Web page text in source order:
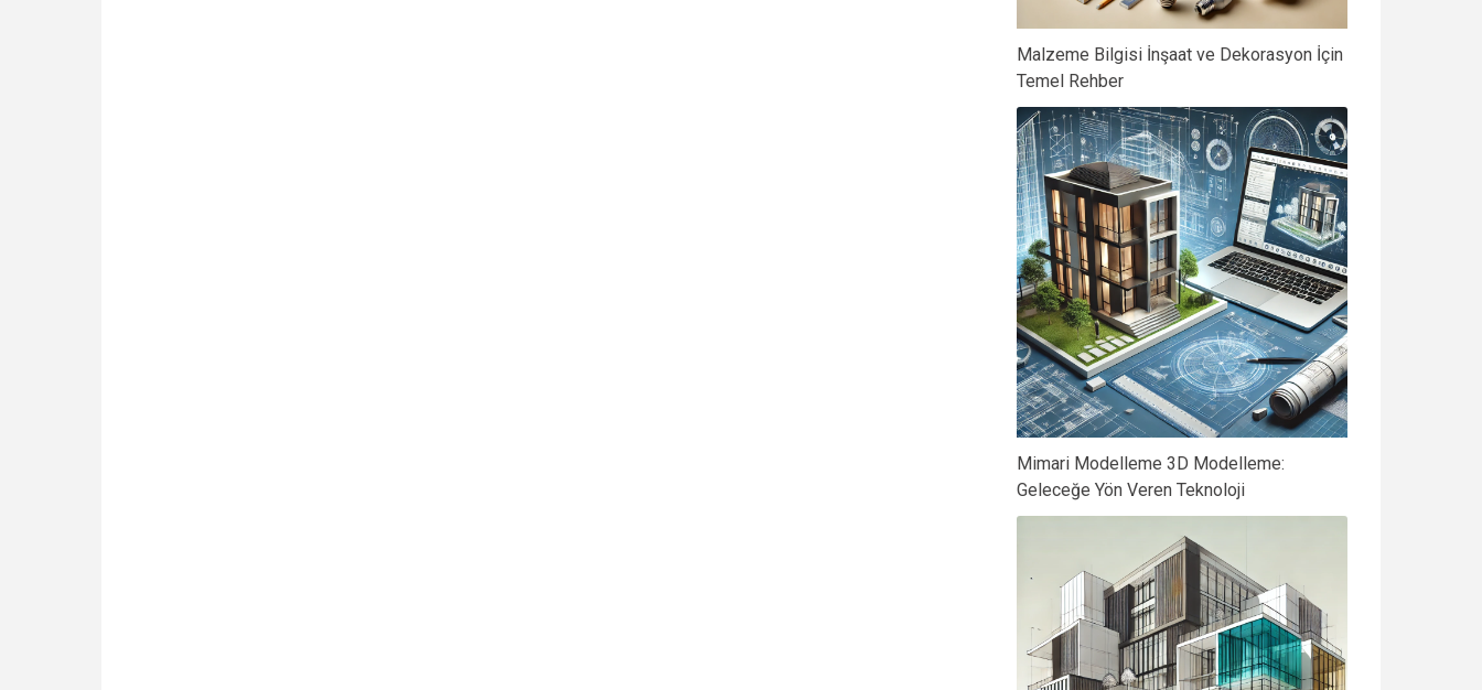
Malzeme Bilgisi İnşaat ve Dekorasyon İçin
Temel Rehber
Mimari Modelleme 3D Modelleme:
Geleceğe Yön Veren Teknoloji